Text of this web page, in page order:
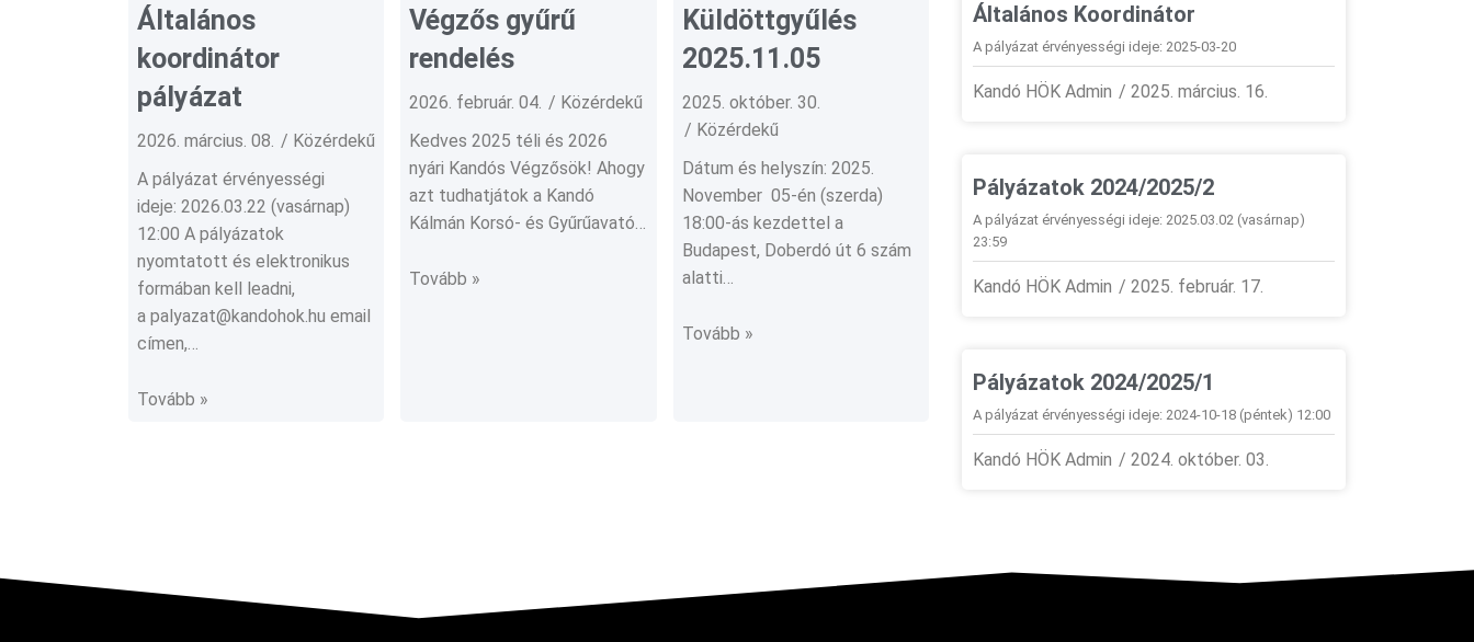
Általános
koordinátor
pályázat
2026. március. 08.
Közérdekű
A pályázat érvényességi
ideje: 2026.03.22 (vasárnap)
12:00 A pályázatok
nyomtatott és elektronikus
formában kell leadni,
a palyazat@kandohok.hu email
címen,…
Tovább »
Végzős gyűrű
rendelés
2026. február. 04.
Közérdekű
Kedves 2025 téli és 2026
nyári Kandós Végzősök! Ahogy
azt tudhatjátok a Kandó
Kálmán Korsó- és Gyűrűavató…
Tovább »
Küldöttgyűlés
2025.11.05
2025. október. 30.
Közérdekű
Dátum és helyszín: 2025.
November 05-én (szerda)
18:00-ás kezdettel a
Budapest, Doberdó út 6 szám
alatti…
Tovább »
Általános Koordinátor
A pályázat érvényességi ideje: 2025-03-20
Kandó HÖK Admin 2025. március. 16.
Pályázatok 2024/2025/2
A pályázat érvényességi ideje: 2025.03.02 (vasárnap)
23:59
Kandó HÖK Admin 2025. február. 17.
Pályázatok 2024/2025/1
A pályázat érvényességi ideje: 2024-10-18 (péntek) 12:00
Kandó HÖK Admin 2024. október. 03.